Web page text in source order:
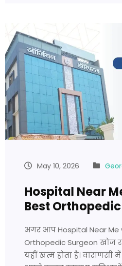
May 10, 2026
Hospital Near
Best
अगर आप Hospital Near Me
Orthopedic Surgeon खोज
यहीं खत्म होता है। वाराणसी